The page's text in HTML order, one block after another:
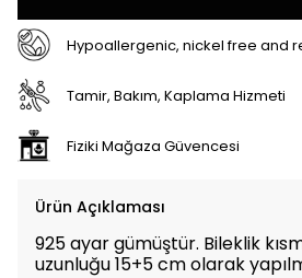
Hypoallergenic, nickel free and
Tamir, Bakım, Kaplama Hizmeti
Fiziki Mağaza Güvencesi
Ürün Açıklaması
925 ayar gümüştür. Bileklik
uzunluğu 15+5 cm olarak